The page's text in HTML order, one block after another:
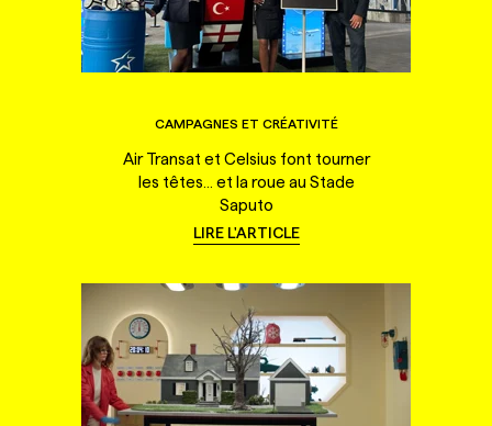
CAMPAGNES ET CRÉATIVITÉ
Air Transat et Celsius font tourner
les têtes... et la roue au Stade
Saputo
LIRE L'ARTICLE